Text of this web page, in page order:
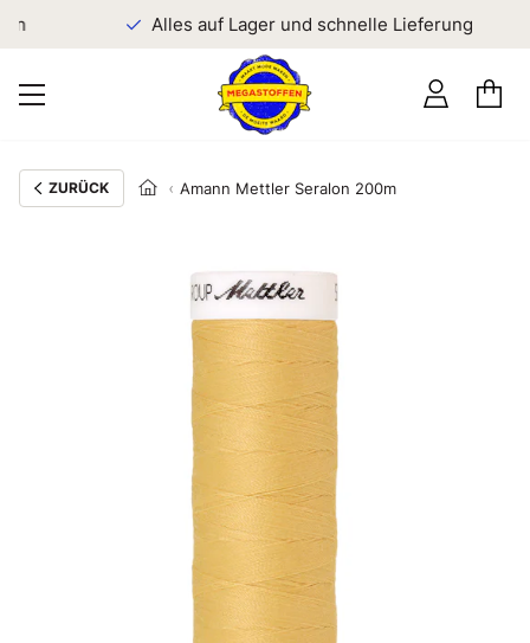
Alles auf Lager und schnelle Lieferung
ZURÜCK Amann Mettler Seralon 200m